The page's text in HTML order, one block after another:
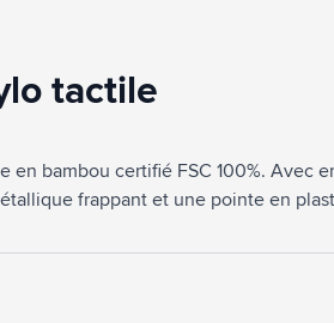
tactile
en bambou certifié FSC 100%. Avec
frappant et une pointe en